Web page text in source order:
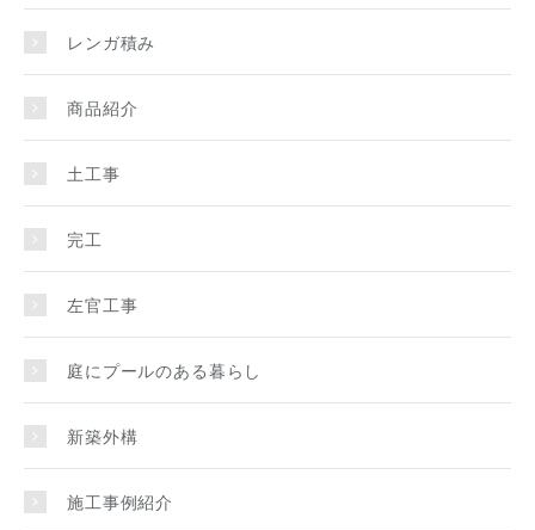
レンガ積み
商品紹介
土工事
完工
左官工事
庭にプールのある暮らし
新築外構
施工事例紹介